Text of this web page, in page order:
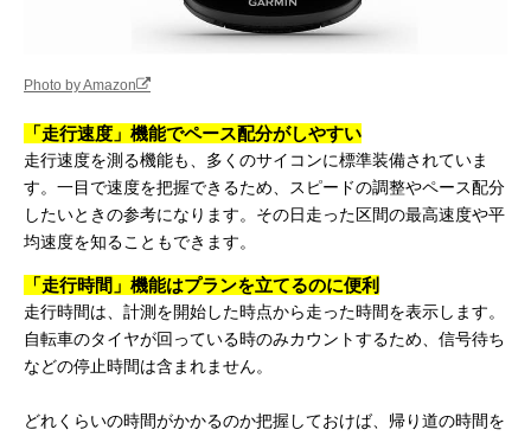
Photo by Amazon
「走行速度」機能でペース配分がしやすい
走行速度を測る機能も、多くのサイコンに標準装備されていま
す。一目で速度を把握できるため、スピードの調整やペース配分
したいときの参考になります。その日走った区間の最高速度や平
均速度を知ることもできます。
「走行時間」機能はプランを立てるのに便利
走行時間は、計測を開始した時点から走った時間を表示します。
自転車のタイヤが回っている時のみカウントするため、信号待ち
などの停止時間は含まれません。
どれくらいの時間がかかるのか把握しておけば、帰り道の時間を